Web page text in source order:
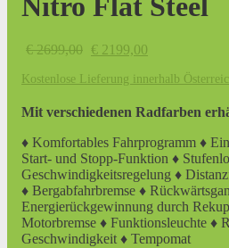
€2699,00 Ursprünglicher
war:
€ 2199,00
ist:
Kostenlose Lieferung innerhalb
Mit verschiedenen Radfarben
♦ Komfortables Fahrprogramm ♦
Start- und Stopp-Funktion ♦
Geschwindigkeitsregelung ♦
♦ Bergabfahrbremse ♦
Energierückgewinnung durch
Motorbremse ♦ Funktionsleuchte ♦
Geschwindigkeit ♦ Tempomat